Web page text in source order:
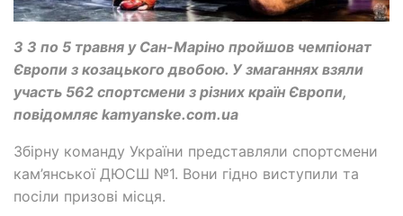
З 3 по 5 травня у Сан-Маріно пройшов чемпіонат
Європи з козацького двобою. У змаганнях взяли
участь 562 спортсмени з різних країн Європи,
повідомляє kamyanske.com.ua
Збірну команду України представляли спортсмени
кам’янської ДЮСШ №1. Вони гідно виступили та
посіли призові місця.